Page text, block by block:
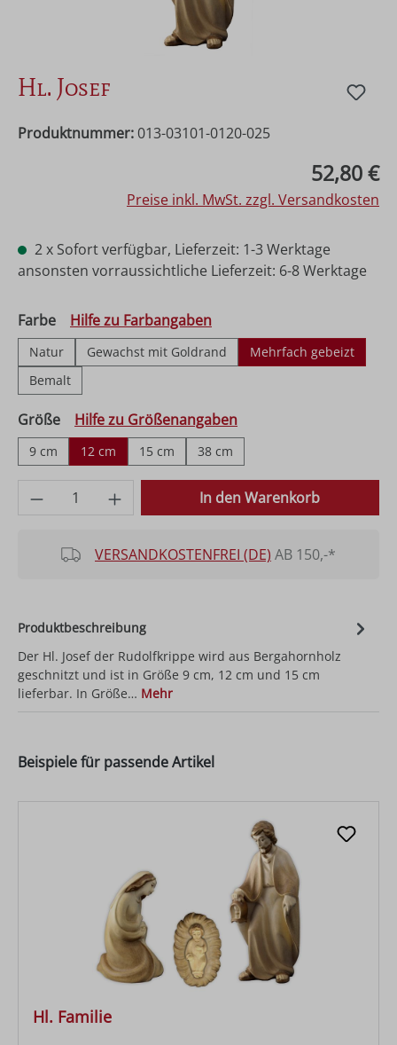
Hl. Josef
Produktnummer: 013-03101-0120-025
52,80 €
Preise inkl. MwSt. zzgl. Versandkosten
2 x Sofort verfügbar, Lieferzeit: 1-3 Werktage
ansonsten vorraussichtliche Lieferzeit: 6-8 Werktage
Farbeauswählen
Hilfe zu Farbangaben
Natur Gewachst mit Goldrand
Mehrfach gebeizt
Bemalt
Größeauswählen
Hilfe zu Größenangaben
9 cm 12 cm 15 cm 38 cm
Produkt Anzahl: Gib den gewünschten
In den Warenkorb
VERSANDKOSTENFREI (DE) AB 150,-*
Produktbeschreibung
Der Hl. Josef der Rudolfkrippe wird aus Bergahornholz
geschnitzt und ist in Größe 9 cm, 12 cm und 15 cm
lieferbar. In Größe… Mehr
Beispiele für passende Artikel
Hl. Familie